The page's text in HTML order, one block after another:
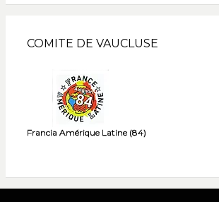
COMITE DE VAUCLUSE
Francia Amérique Latine (84)